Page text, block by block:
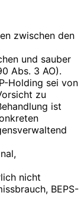
zwischen den
und sauber
Abs. 3 AO).
Holding sei von
zu
ist
nicht
BEPS-